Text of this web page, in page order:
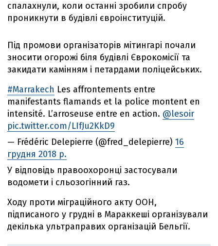
спалахнули, коли останні зробили спробу
проникнути в будівлі євроінституцій.
Під промови організаторів мітингарі почали
зносити огорожі біля будівлі Єврокомісії та
закидати камінням і петардами поліцейських.
#Marrakech Les affrontements entre
manifestants flamands et la police montent en
intensité. L’arroseuse entre en action. @lesoir
pic.twitter.com/LIfJu2KkD9
— Frédéric Delepierre (@fred_delepierre) 16
грудня 2018 р.
У відповідь правоохоронці застосували
водомети і сльозогінний газ.
Ходу проти міграційного акту ООН,
підписаного у грудні в Мараккеші організували
декілька ультраправих організацій Бельгії.